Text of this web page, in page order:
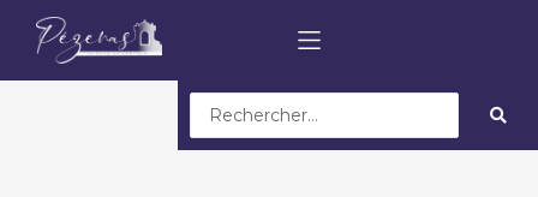
Search
...